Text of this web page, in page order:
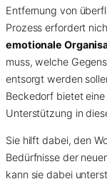
Entfernung von
Prozess erfordert
emotionale
muss, welche
entsorgt werden
Beckedorf bietet eine
Unterstützung in
Sie hilft dabei, den
Bedürfnisse der
kann sie dabei